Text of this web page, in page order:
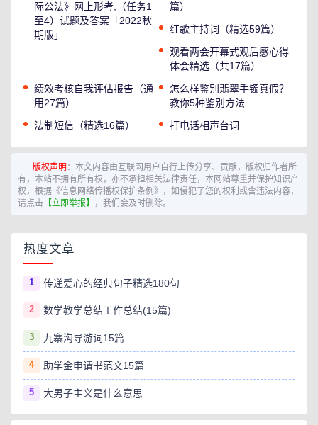
际公法》网上形考,（任务1
至4）试题及答案「2022秋
期版」
篇）
红歌主持词（精选59篇）
观看两会开幕式观后感心得
体会精选（共17篇）
绩效考核自我评估报告（通
用27篇）
怎么样鉴别翡翠手镯真假？
教你5种鉴别方法
法制短信（精选16篇）
打电话相声台词
版权声明 ：本文内容由互联网用户自行上传分享、贡献，版权归作者所
有，本站不拥有所有权，亦不承担相关法律责任，本网站尊重并保护知识产
权，根据《信息网络传播权保护条例》，如侵犯了您的权利或含违法内容，
请点击 【立即举报】 ，我们会及时删除。
热度文章
1 传递爱心的经典句子精选180句
2 数学教学总结工作总结(15篇)
3 九寨沟导游词15篇
4 助学金申请书范文15篇
5 大男子主义是什么意思